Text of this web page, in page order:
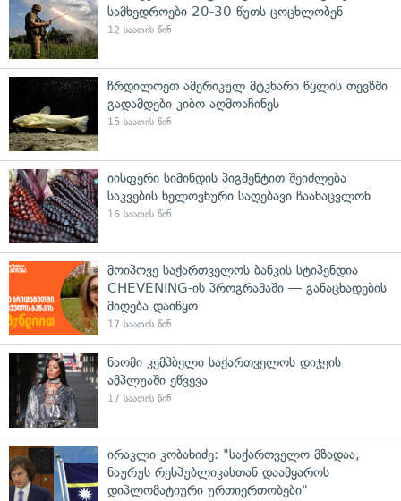
სამხედროები 20-30 წუთს ცოცხლობენ
12 საათის წინ
ჩრდილოეთ ამერიკულ მტკნარი წყლის თევზში
გადამდები კიბო აღმოაჩინეს
15 საათის წინ
იისფერი სიმინდის პიგმენტით შეიძლება
საკვების ხელოვნური საღებავი ჩაანაცვლონ
16 საათის წინ
მოიპოვე საქართველოს ბანკის სტიპენდია
CHEVENING-ის პროგრამაში — განაცხადების
მიღება დაიწყო
17 საათის წინ
ნაომი კემპბელი საქართველოს დიჯეის
ამპლუაში ეწვევა
17 საათის წინ
ირაკლი კობახიძე: "საქართველო მზადაა,
ნაურუს რესპუბლიკასთან დაამყაროს
დიპლომატიური ურთიერთობები"